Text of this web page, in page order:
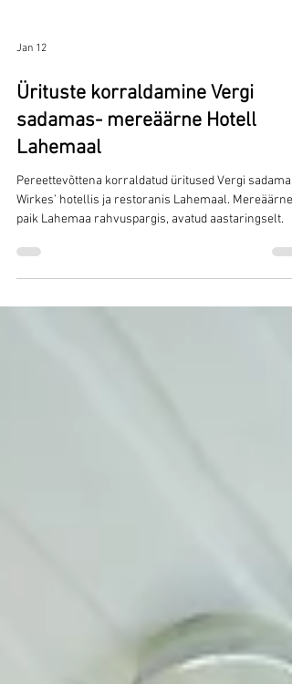
Jan 12
Ürituste korraldamine Vergi
Lahemaal
Pereettevõttena korraldatud üritused Vergi sadamas
Wirkes’ hotellis ja restoranis Lahemaal. Mereäärne